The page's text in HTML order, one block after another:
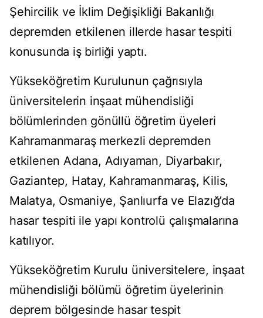
Şehircilik ve İklim Değişikliği Bakanlığı
depremden etkilenen illerde hasar tespiti
konusunda iş birliği yaptı.
Yükseköğretim Kurulunun çağrısıyla
üniversitelerin inşaat mühendisliği
bölümlerinden gönüllü öğretim üyeleri
Kahramanmaraş merkezli depremden
etkilenen Adana, Adıyaman, Diyarbakır,
Gaziantep, Hatay, Kahramanmaraş, Kilis,
Malatya, Osmaniye, Şanlıurfa ve Elazığ’da
hasar tespiti ile yapı kontrolü çalışmalarına
katılıyor.
Yükseköğretim Kurulu üniversitelere, inşaat
mühendisliği bölümü öğretim üyelerinin
deprem bölgesinde hasar tespit